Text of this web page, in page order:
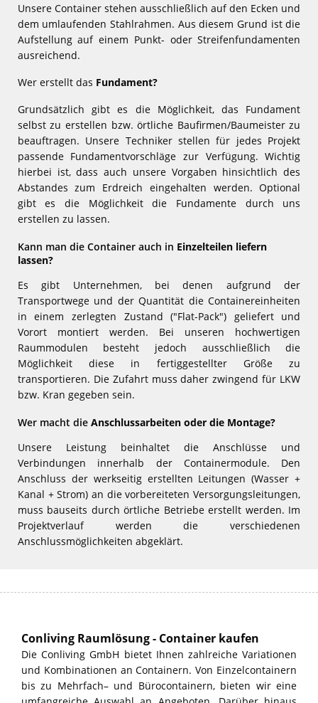
Unsere Container stehen ausschließlich auf den Ecken und
dem umlaufenden Stahlrahmen. Aus diesem Grund ist die
Aufstellung auf einem Punkt- oder Streifenfundamenten
ausreichend.
Wer erstellt das Fundament?
Grundsätzlich gibt es die Möglichkeit, das Fundament
selbst zu erstellen bzw. örtliche Baufirmen/Baumeister zu
beauftragen. Unsere Techniker stellen für jedes Projekt
passende Fundamentvorschläge zur Verfügung. Wichtig
hierbei ist, dass auch unsere Vorgaben hinsichtlich des
Abstandes zum Erdreich eingehalten werden. Optional
gibt es die Möglichkeit die Fundamente durch uns
erstellen zu lassen.
Kann man die Container auch in Einzelteilen liefern
lassen?
Es gibt Unternehmen, bei denen aufgrund der
Transportwege und der Quantität die Containereinheiten
in einem zerlegten Zustand ("Flat-Pack") geliefert und
Vorort montiert werden. Bei unseren hochwertigen
Raummodulen besteht jedoch ausschließlich die
Möglichkeit diese in fertiggestellter Größe zu
transportieren. Die Zufahrt muss daher zwingend für LKW
bzw. Kran gegeben sein.
Wer macht die Anschlussarbeiten oder die Montage?
Unsere Leistung beinhaltet die Anschlüsse und
Verbindungen innerhalb der Containermodule. Den
Anschluss der werkseitig erstellten Leitungen (Wasser +
Kanal + Strom) an die vorbereiteten Versorgungsleitungen,
muss bauseits durch örtliche Betriebe erstellt werden. Im
Projektverlauf werden die verschiedenen
Anschlussmöglichkeiten abgeklärt.
Conliving Raumlösung - Container kaufen
Die Conliving GmbH bietet Ihnen zahlreiche Variationen
und Kombinationen an Containern. Von Einzelcontainern
bis zu Mehrfach– und Bürocontainern, bieten wir eine